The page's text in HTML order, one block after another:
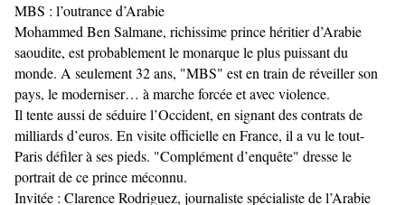
MBS : l’outrance d’Arabie
Mohammed Ben Salmane, richissime prince héritier d’Arabie
saoudite, est probablement le monarque le plus puissant du
monde. A seulement 32 ans, "MBS" est en train de réveiller son
pays, le moderniser… à marche forcée et avec violence.
Il tente aussi de séduire l’Occident, en signant des contrats de
milliards d’euros. En visite officielle en France, il a vu le tout-
Paris défiler à ses pieds. "Complément d’enquête" dresse le
portrait de ce prince méconnu.
Invitée : Clarence Rodriguez, journaliste spécialiste de l’Arabie